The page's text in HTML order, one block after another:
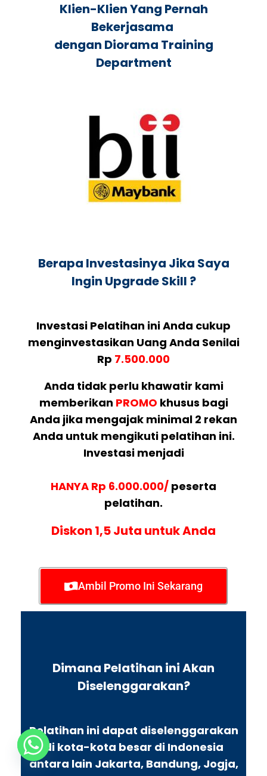
Klien-Klien Yang Pernah
Bekerjasama
dengan Diorama Training
Department
Berapa Investasinya Jika Saya
Ingin Upgrade Skill ?
Investasi Pelatihan ini Anda cukup
menginvestasikan Uang Anda Senilai
Rp 7.500.000
Anda tidak perlu khawatir kami
memberikan PROMO khusus bagi
Anda jika mengajak minimal 2 rekan
Anda untuk mengikuti pelatihan ini.
Investasi menjadi
HANYA Rp 6.000.000/ peserta
pelatihan.
Diskon 1,5 Juta untuk Anda
Ambil Promo Ini Sekarang
Dimana Pelatihan ini Akan
Diselenggarakan?
Pelatihan ini dapat diselenggarakan
di kota-kota besar di Indonesia
antara lain Jakarta, Bandung, Jogja,